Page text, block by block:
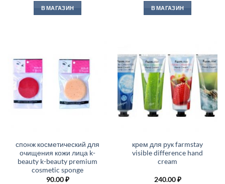
В МАГАЗИН В МАГАЗИН
спонж косметический для
очищения кожи лица k-
beauty k-beauty premium
cosmetic sponge
90.00₽
крем для рук farmstay
visible difference hand
cream
240.00₽